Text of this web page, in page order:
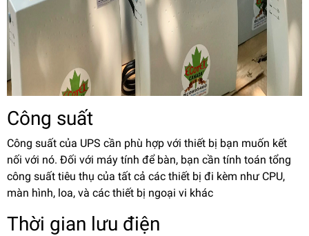
Công suất
Công suất của UPS cần phù hợp với thiết bị bạn muốn kết
nối với nó. Đối với máy tính để bàn, bạn cần tính toán tổng
công suất tiêu thụ của tất cả các thiết bị đi kèm như CPU,
màn hình, loa, và các thiết bị ngoại vi khác
Thời gian lưu điện